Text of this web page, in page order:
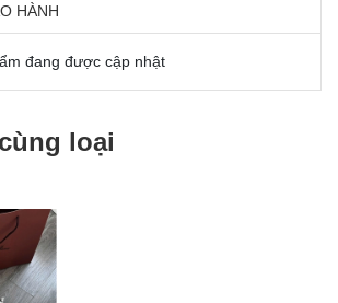
HÀNH
đang được cập nhật
loại